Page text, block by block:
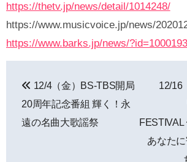
https://thetv.jp/news/detail/1014248/
https://www.musicvoice.jp/news/
https://www.barks.jp/news/
稿
ナ
12/4（金）BS-TBS開局
20周年記念番組 輝く！永
遠の名曲大歌謡祭
12/16
FESTIVAL
あなた